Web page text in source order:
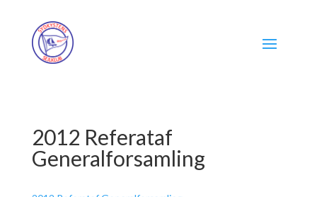
2012 Referataf
Generalforsamling